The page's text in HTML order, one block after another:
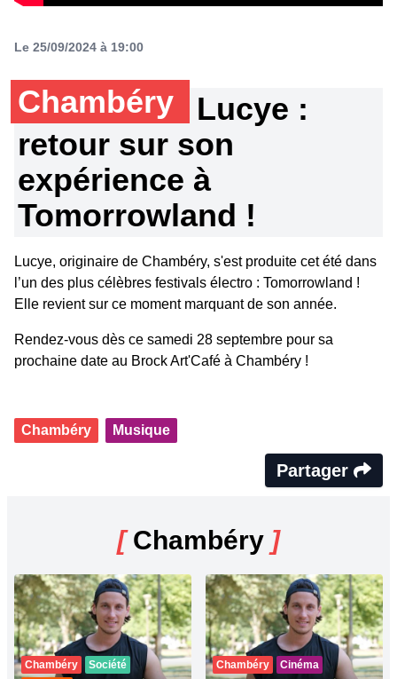
Le 25/09/2024 à 19:00
Chambéry
Lucye :
retour sur son
expérience à
Tomorrowland !
Lucye, originaire de Chambéry, s'est produite cet été dans
l’un des plus célèbres festivals électro : Tomorrowland !
Elle revient sur ce moment marquant de son année.
Rendez-vous dès ce samedi 28 septembre pour sa
prochaine date au Brock Art'Café à Chambéry !
Chambéry Musique
Partager
[Chambéry ]
Chambéry
Société
Chambéry Cinéma